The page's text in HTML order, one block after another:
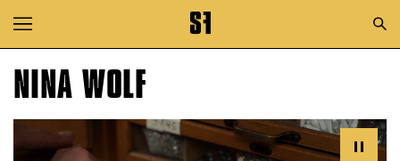
Zur Hauptnavigation springen
Zum Hauptinhalt springen
NINA WOLF